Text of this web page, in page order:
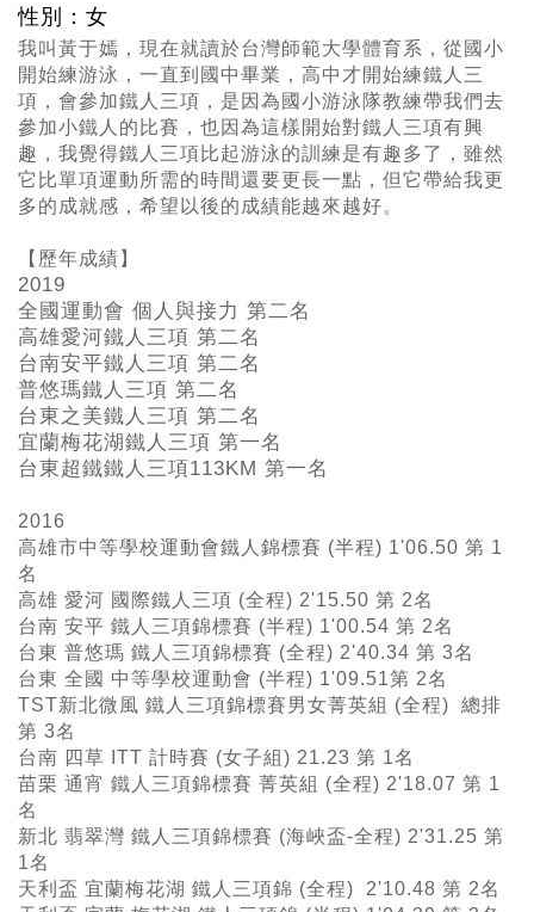
性別：女
我叫黃于嫣，現在就讀於台灣師範大學體育系，從國小
開始練游泳，一直到國中畢業，高中才開始練鐵人三
項，會參加鐵人三項，是因為國小游泳隊教練帶我們去
參加小鐵人的比賽，也因為這樣開始對鐵人三項有興
趣，我覺得鐵人三項比起游泳的訓練是有趣多了，雖然
它比單項運動所需的時間還要更長一點，但它帶給我更
多的成就感，希望以後的成績能越來越好。
【歷年成績】
2019
全國運動會 個人與接力 第二名
高雄愛河鐵人三項 第二名
台南安平鐵人三項 第二名
普悠瑪鐵人三項 第二名
台東之美鐵人三項 第二名
宜蘭梅花湖鐵人三項 第一名
台東超鐵鐵人三項113KM 第一名
2016
高雄市中等學校運動會鐵人錦標賽 (半程) 1'06.50 第 1
名
高雄 愛河 國際鐵人三項 (全程) 2'15.50 第 2名
台南 安平 鐵人三項錦標賽 (半程) 1'00.54 第 2名
台東 普悠瑪 鐵人三項錦標賽 (全程) 2'40.34 第 3名
台東 全國 中等學校運動會 (半程) 1'09.51第 2名
TST新北微風 鐵人三項錦標賽男女菁英組 (全程) 總排
第 3名
台南 四草 ITT 計時賽 (女子組) 21.23 第 1名
苗栗 通宵 鐵人三項錦標賽 菁英組 (全程) 2'18.07 第 1
名
新北 翡翠灣 鐵人三項錦標賽 (海峽盃-全程) 2'31.25 第
1名
天利盃 宜蘭梅花湖 鐵人三項錦 (全程) 2'10.48 第 2名